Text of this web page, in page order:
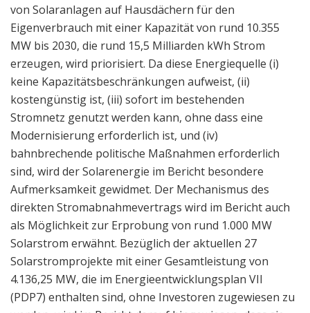
von Solaranlagen auf Hausdächern für den
Eigenverbrauch mit einer Kapazität von rund 10.355
MW bis 2030, die rund 15,5 Milliarden kWh Strom
erzeugen, wird priorisiert. Da diese Energiequelle (i)
keine Kapazitätsbeschränkungen aufweist, (ii)
kostengünstig ist, (iii) sofort im bestehenden
Stromnetz genutzt werden kann, ohne dass eine
Modernisierung erforderlich ist, und (iv)
bahnbrechende politische Maßnahmen erforderlich
sind, wird der Solarenergie im Bericht besondere
Aufmerksamkeit gewidmet. Der Mechanismus des
direkten Stromabnahmevertrags wird im Bericht auch
als Möglichkeit zur Erprobung von rund 1.000 MW
Solarstrom erwähnt. Bezüglich der aktuellen 27
Solarstromprojekte mit einer Gesamtleistung von
4.136,25 MW, die im Energieentwicklungsplan VII
(PDP7) enthalten sind, ohne Investoren zugewiesen zu